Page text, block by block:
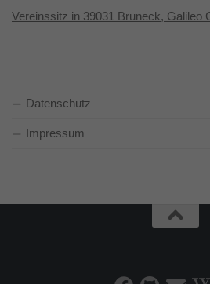
Vereinssitz in 39031 Bruneck, Galileo
Datenschutz
Impressum